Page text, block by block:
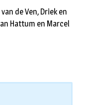
de Ven, Driek en
Hattum en Marcel